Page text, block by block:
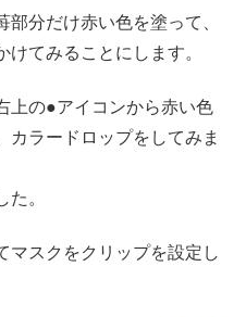
分だけ赤い色を塗って、
てみることにします。
上の●アイコンから赤い色
カラードロップをしてみま
。
マスクをクリップを設定し